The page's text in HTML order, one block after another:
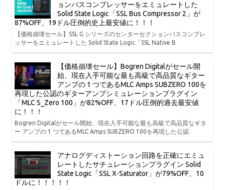
ョンバスコンプレッサーをエミュレートした
Solid State Logic「SSL Bus Compressor 2」が
87%OFF、19ドル圧倒的史上最安値に！！！
【価格崩壊セール】SSL G シリーズのセンターセクションバスコンプレ
ッサーをエミュレートした Solid State Logic「SSL Native B
【価格崩壊セール】Bogren Digitalがセール開
始、現在入手可能な最も高級で高品質なギター
アンプの 1 つであるMLC Amps SUBZERO 100を
再現した公認のギターアンプシミュレーションプラグイン
「MLC S_Zero 100」が82%OFF、17ドル圧倒的過去最安値
に！！！
Bogren Digitalがセール開始、現在入手可能な最も高級で高品質なギタ
ー アンプの 1 つであるMLC Amps SUBZERO 100を再現した公認
アナログディストーション回路を正確にエミュ
レートしたサチュレーションプラグイン Solid
State Logic「SSL X-Saturator」が79%OFF、10
ドルに！！！！！